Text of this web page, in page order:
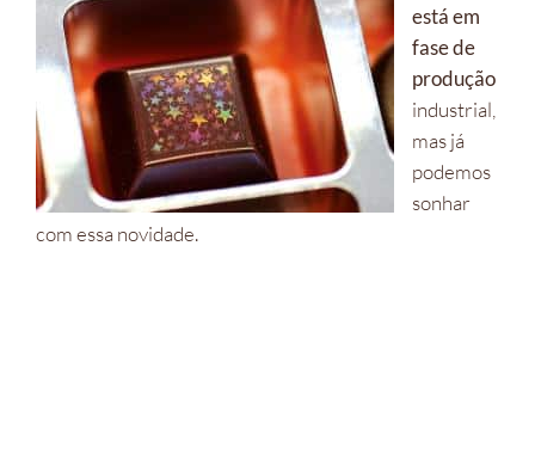
está em
fase de
produção
industrial,
mas já
podemos
sonhar
com essa novidade.